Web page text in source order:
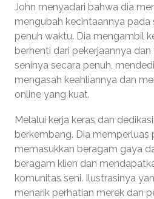
John menyadari bahwa dia
mengubah kecintaannya pada
penuh waktu. Dia mengambil
berhenti dari pekerjaannya
seninya secara penuh,
mengasah keahliannya dan
online yang kuat.
Melalui kerja keras dan
berkembang. Dia
memasukkan beragam gaya
beragam klien dan
komunitas seni. Ilustrasinya
menarik perhatian merek dan